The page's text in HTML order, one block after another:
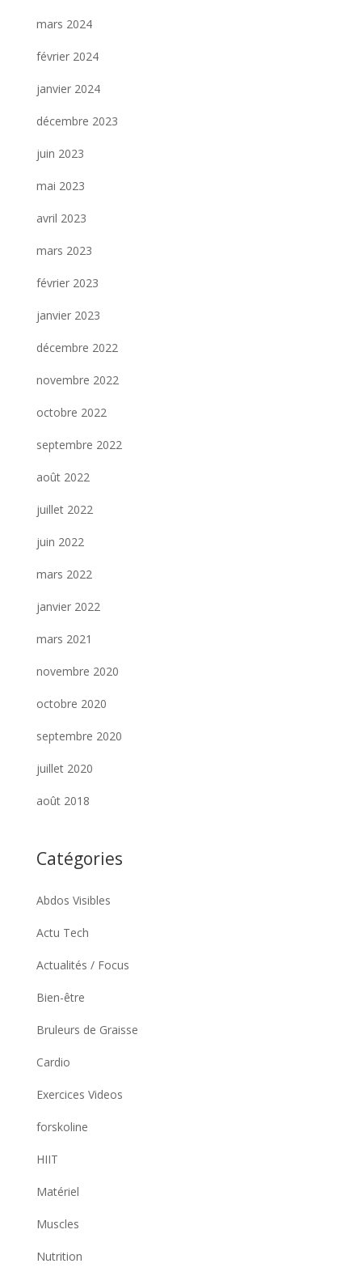
mars 2024
février 2024
janvier 2024
décembre 2023
juin 2023
mai 2023
avril 2023
mars 2023
février 2023
janvier 2023
décembre 2022
novembre 2022
octobre 2022
septembre 2022
août 2022
juillet 2022
juin 2022
mars 2022
janvier 2022
mars 2021
novembre 2020
octobre 2020
septembre 2020
juillet 2020
août 2018
Catégories
Abdos Visibles
Actu Tech
Actualités / Focus
Bien-être
Bruleurs de Graisse
Cardio
Exercices Videos
forskoline
HIIT
Matériel
Muscles
Nutrition